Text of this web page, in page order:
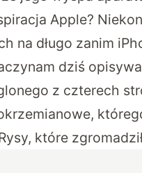
Apple?
na długo zanim
dziś
z czterech
które